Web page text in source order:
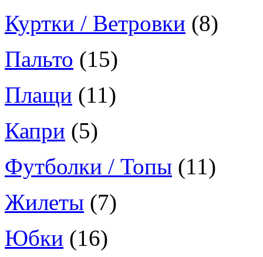
Куртки / Ветровки (8)
Пальто (15)
Плащи (11)
Капри (5)
Футболки / Топы (11)
Жилеты (7)
Юбки (16)